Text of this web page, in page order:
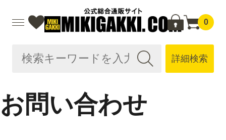
0
詳細検索
お問い合わせ